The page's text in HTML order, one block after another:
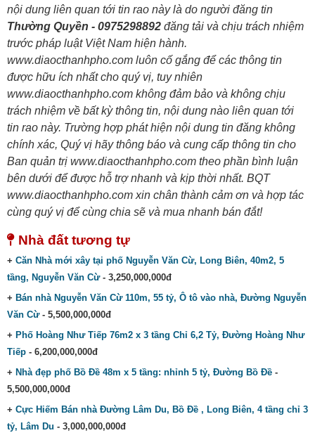
nội dung liên quan tới tin rao này là do người đăng tin
Thường Quyền - 0975298892 đăng tải và chịu trách nhiệm
trước pháp luật Việt Nam hiện hành.
www.diaocthanhpho.com luôn cố gắng để các thông tin
được hữu ích nhất cho quý vị, tuy nhiên
www.diaocthanhpho.com không đảm bảo và không chịu
trách nhiệm về bất kỳ thông tin, nội dung nào liên quan tới
tin rao này. Trường hợp phát hiện nội dung tin đăng không
chính xác, Quý vị hãy thông báo và cung cấp thông tin cho
Ban quản trị www.diaocthanhpho.com theo phần bình luận
bên dưới để được hỗ trợ nhanh và kịp thời nhất. BQT
www.diaocthanhpho.com xin chân thành cảm ơn và hợp tác
cùng quý vị để cùng chia sẽ và mua nhanh bán đắt!
Nhà đất tương tự
+ Căn Nhà mới xây tại phố Nguyễn Văn Cừ, Long Biên, 40m2, 5
tầng, Nguyễn Văn Cừ- 3,250,000,000đ
+ Bán nhà Nguyễn Văn Cừ 110m, 55 tỷ, Ô tô vào nhà, Đường Nguyễn
Văn Cừ- 5,500,000,000đ
+ Phố Hoàng Như Tiếp 76m2 x 3 tầng Chỉ 6,2 Tỷ, Đường Hoàng Như
Tiếp - 6,200,000,000đ
+ Nhà đẹp phố Bồ Đề 48m x 5 tầng: nhỉnh 5 tỷ, Đường Bồ Đề -
5,500,000,000đ
+ Cực Hiếm Bán nhà Đường Lâm Du, Bồ Đề , Long Biên, 4 tầng chỉ 3
tỷ, Lâm Du - 3,000,000,000đ